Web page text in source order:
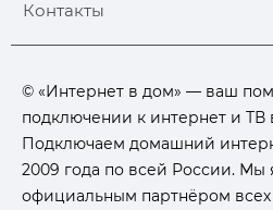
Контакты
© «Интернет в дом» — ваш
подключении к интернет и ТВ
Подключаем домашний
2009 года по всей России. Мы
официальным партнёром